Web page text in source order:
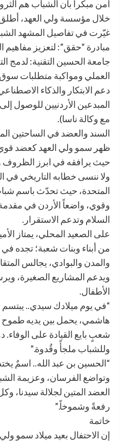
آمن مبكراً بأن الشباب هم
خلال مؤسسة ولي العهد،
غيّرت في تفاصيل المشهد
مبادرة “حقق”: لتعزيز مفاهيم
جامعة الحسين التقنية: لدمج
العملي ومواكبة متطلبات
دعم الابتكار والذكاء
المبدعين الأردنيين للوصول
مع وكالة ناسا).
السند والعضد في الساحتين
ظهر سمو ولي العهد كعضد قوي
حيث يرافقه في ابرز الظروف
ولا ننسى خطابه التاريخي في
المتحدة، حيث تحدّث باسم
وقوي، واضعاً الأردن في
السلام وتدعم الاستقرار.
على الصعيد المحلي، يمتاز
من أبناء وبنات شعبة؛ تجده في
والمدن والبوادي، يجالس
ويدعم المشاريع الصغيرة،
الأطفال.
“في يوم ميلادك سيدي.. يبتسم
هاشمي، يحمل بين يديه
شعبٍ بايع القيادة على
وللشباب ملجأً وقُدوة.”
“الحسين بن عبد الله.. اسمٌ
وتواضع الفرسان، وعزيمة
العضد المتين لجلالة سيدنا،
رفعةً وشموخاً.”
خاتمة
إن الاحتفال بعيد ميلاد سمو